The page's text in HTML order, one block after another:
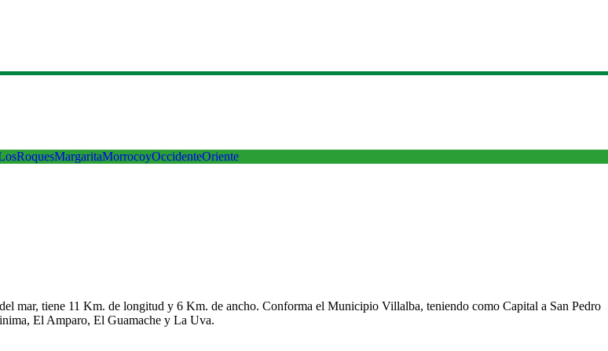
MargaritaMorrocoyOccidenteOriente
mar, tiene 11 Km. de longitud y 6 Km. de ancho. Conforma el Municipio Villalba, teniendo como Capital a San Pedro
El Amparo, El Guamache y La Uva.